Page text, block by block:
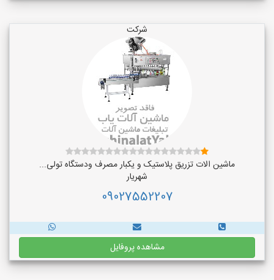
شرکت
ماشین الات تزریق پلاستیک و یکبار مصرف ودستگاه تولی...
شهریار
09027552207
مشاهده پروفایل